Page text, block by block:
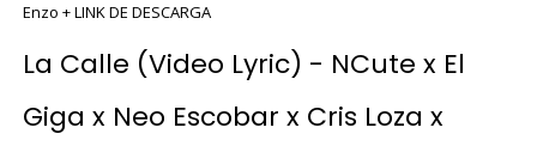
Enzo + LINK DE DESCARGA
La Calle (Video Lyric) - NCute x El
Giga x Neo Escobar x Cris Loza x